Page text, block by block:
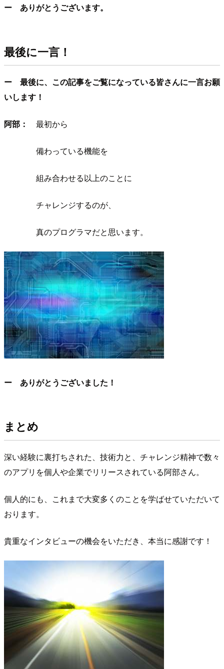
ー ありがとうございます。
最後に一言！
ー 最後に、この記事をご覧になっている皆さんに一言お願
いします！
阿部： 最初から
備わっている機能を
組み合わせる以上のことに
チャレンジするのが、
真のプログラマだと思います。
ー ありがとうございました！
まとめ
深い経験に裏打ちされた、技術力と、チャレンジ精神で数々
のアプリを個人や企業でリリースされている阿部さん。
個人的にも、これまで大変多くのことを学ばせていただいて
おります。
貴重なインタビューの機会をいただき、本当に感謝です！